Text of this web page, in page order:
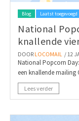
Blog Laatst toegevoegd
National
knallende
DOOR LOCOMAIL / 12
National Popcorn
een knallende mailing
Lees verder